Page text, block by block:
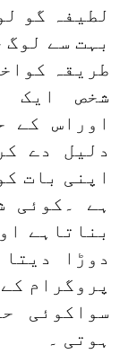
لطیفہ گو
بہت سے لوگ
طریقہ
شخص ایک
اوراس کے
دلیل دے
اپنی بات
ہے ۔کوئی
بناتاہے
دوڑا
پروگرام
سواکوئی
ہوتی ۔